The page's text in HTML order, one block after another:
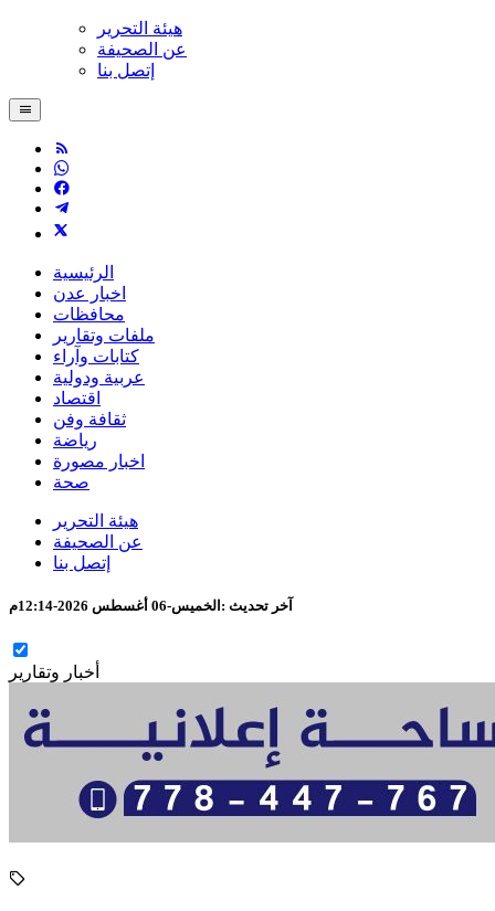
هيئة التحرير
عن الصحيفة
إتصل بنا
الرئيسية
اخبار عدن
محافظات
ملفات وتقارير
كتابات وآراء
عربية ودولية
اقتصاد
ثقافة وفن
رياضة
اخبار مصورة
صحة
هيئة التحرير
عن الصحيفة
إتصل بنا
آخر تحديث : الخميس-06 أغسطس 2026-12:14م
أخبار وتقارير